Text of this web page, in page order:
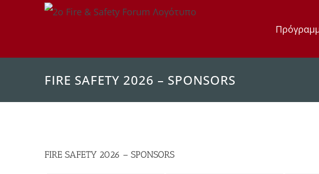
Μετάβαση
FIRE SAFETY 2026 – SPONSORS
FIRE SAFETY 2026 – SPONSORS